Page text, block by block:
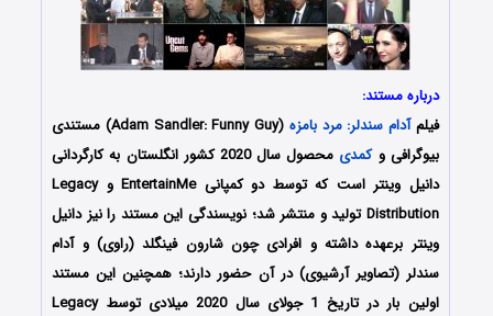
درباره مستند:
فیلمآدام سندلر: مرد بامزه
(Adam Sandler: Funny Guy) مستندی
بیوگرافی وکمدی
محصول سال 2020 کشور انگلستان به کارگردانی
دانیل وینتر است که توسط دو کمپانی EntertainMe و Legacy
Distribution تولید و منتشر شد؛ نویسندگی این مستند را نیز دانیل
وینتر برعهده داشته و افرادی چون شارون فینگلد (راوی) و آدام
سندلر (تصاویر آرشیوی) در آن حضور دارند؛ همچنین این مستند
اولین بار در تاریخ 1 جولای سال 2020 میلادی توسط Legacy